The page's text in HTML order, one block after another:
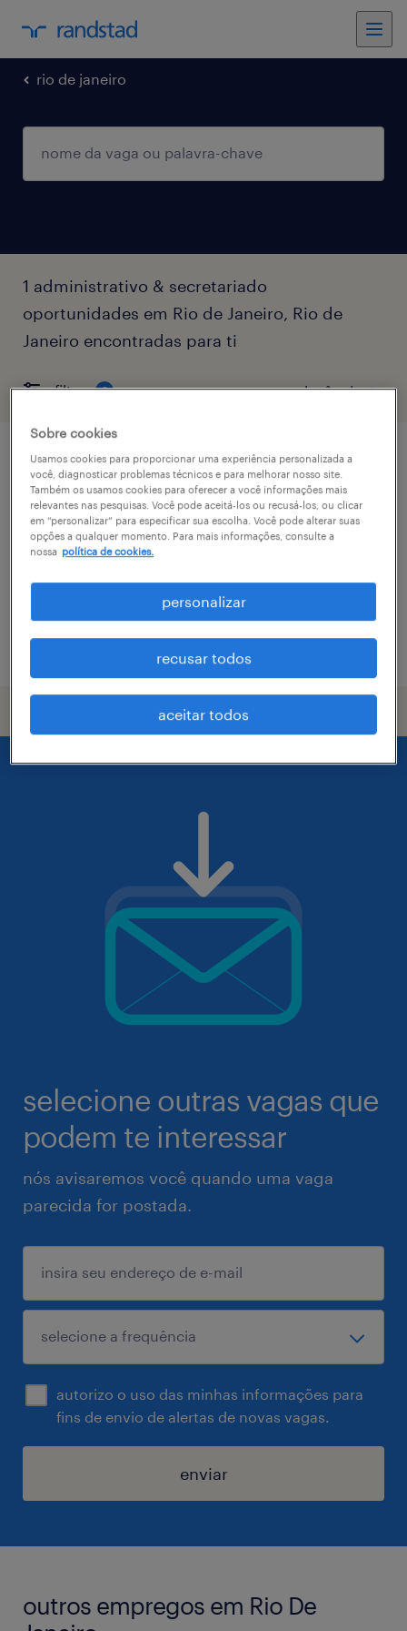
rio de janeiro
1 administrativo & secretariado
oportunidades em Rio de Janeiro, Rio de
Janeiro encontradas para ti
filtro 2
analista contábil sênior - rio de janeiro rj
rio de janeiro, rio de janeiro
temporário
R$6,501 - R$7,500 por mês
vaga postada em 11 maio 2026
selecione outras vagas que
podem te interessar
nós avisaremos você quando uma vaga
parecida for postada.
autorizo o uso das minhas informações para
fins de envio de alertas de novas vagas.
enviar
outros empregos em Rio De
Sobre cookies
Usamos cookies para proporcionar uma experiência personalizada a
você, diagnosticar problemas técnicos e para melhorar nosso site.
Também os usamos cookies para oferecer a você informações mais
relevantes nas pesquisas. Você pode aceitá-los ou recusá-los, ou clicar
em “personalizar” para especificar sua escolha. Você pode alterar suas
opções a qualquer momento. Para mais informações, consulte a
nossa política de cookies.
personalizar
recusar todos
aceitar todos